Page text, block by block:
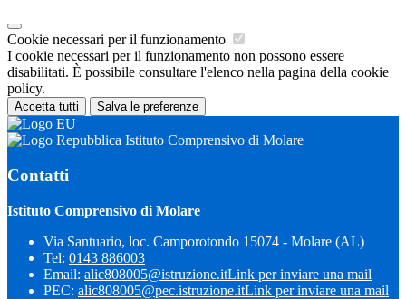
Cookie necessari per il funzionamento
I cookie necessari per il funzionamento non possono essere
disabilitati. È possibile consultare l'elenco nella pagina della cookie
policy.
Accetta tutti Salva le preferenze
Istituto Comprensivo di Molare
Contatti
Istituto Comprensivo di Molare
Via Santuario, loc. Camporotondo 15074 - Molare (AL)
Tel: 0143 886003
Email: alic808005@istruzione.itLink per inviare una mail
PEC: alic808005@pec.istruzione.itLink per inviare una mail